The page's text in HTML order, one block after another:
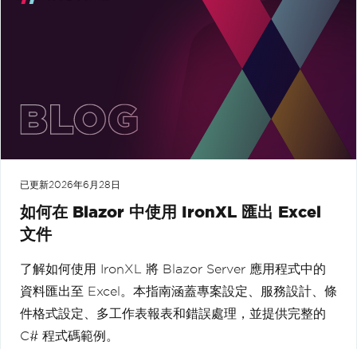
已更新2026年6月28日
如何在 Blazor 中使用 IronXL 匯出 Excel
文件
了解如何使用 IronXL 將 Blazor Server 應用程式中的
資料匯出至 Excel。本指南涵蓋專案設定、服務設計、條
件格式設定、多工作表報表和錯誤處理，並提供完整的
C# 程式碼範例。